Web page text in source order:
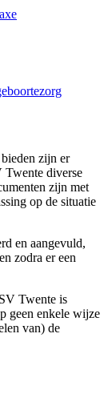
zijn er
Twente diverse
zijn met
op de situatie
en aangevuld,
zodra er een
Twente is
geen enkele wijze
van) de